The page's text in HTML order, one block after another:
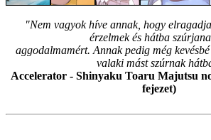
"Nem vagyok híve annak, hogy
érzelmek és hátba
aggodalmamért. Annak pedig még
valaki mást szúrnak
Accelerator - Shinyaku Toaru Majutsu
fejezet)